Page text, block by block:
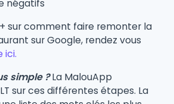
négatifs
sur comment faire remonter la
sur Google, rendez vous
ici.
simple ?La MalouApp
sur ces différentes étapes. La